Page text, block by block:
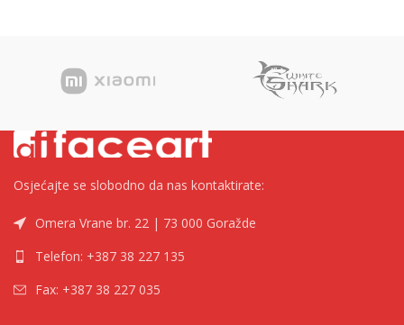
Osjećajte se slobodno da nas kontaktirate:
Omera Vrane br. 22 | 73 000 Goražde
Telefon: +387 38 227 135
Fax: +387 38 227 035